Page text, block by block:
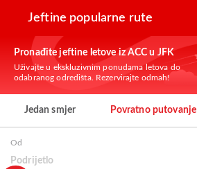
Jeftine popularne rute
Pronađite jeftine letove iz ACC u JFK
Uživajte u ekskluzivnim ponudama letova do
odabranog odredišta. Rezervirajte odmah!
Jedan smjer Povratno putovanje
Od
Podrijetlo